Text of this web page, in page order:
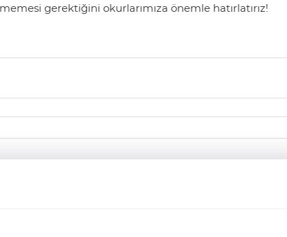
gerektiğini okurlarımıza önemle hatırlatırız!